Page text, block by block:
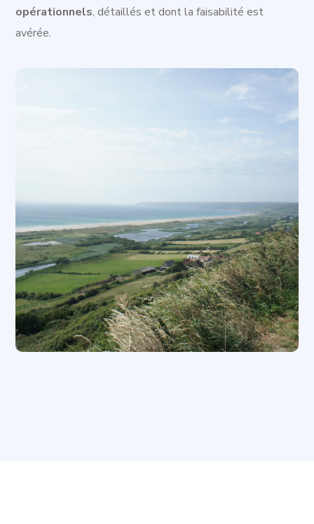
opérationnels, détaillés et dont la faisabilité est
avérée.